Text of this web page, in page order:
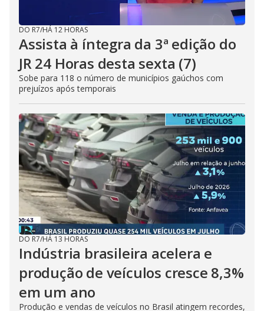
DO R7/HÁ 12 HORAS
Assista à íntegra da 3ª edição do
JR 24 Horas desta sexta (7)
Sobe para 118 o número de municípios gaúchos com
prejuízos após temporais
DO R7/HÁ 13 HORAS
Indústria brasileira acelera e
produção de veículos cresce 8,3%
em um ano
Produção e vendas de veículos no Brasil atingem recordes,